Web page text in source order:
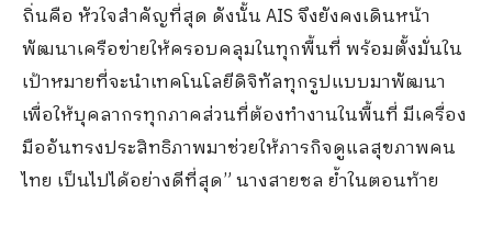
ถิ่นคือ หัวใจสำคัญที่สุด ดังนั้น AIS จึงยังคงเดินหน้า
พัฒนาเครือข่ายให้ครอบคลุมในทุกพื้นที่ พร้อมตั้งมั่นใน
เป้าหมายที่จะนำเทคโนโลยีดิจิทัลทุกรูปแบบมาพัฒนา
เพื่อให้บุคลากรทุกภาคส่วนที่ต้องทำงานในพื้นที่ มีเครื่อง
มืออันทรงประสิทธิภาพมาช่วยให้ภารกิจดูแลสุขภาพคน
ไทย เป็นไปได้อย่างดีที่สุด” นางสายชล ย้ำในตอนท้าย